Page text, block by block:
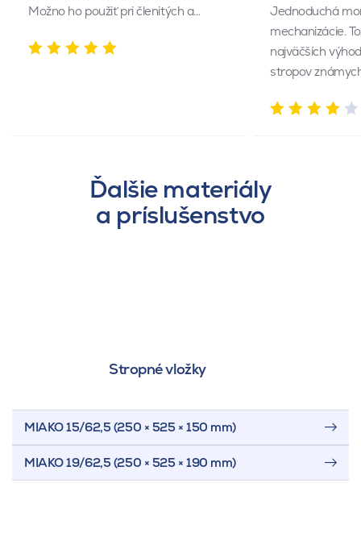
Možno ho použiť pri členitých a…
Jednoduchá
mechanizácie.
najväčších
stropov
Ďalšie materiály
a príslušenstvo
Stropné vložky
MIAKO 15/62,5 (250 × 525 × 150 mm)
MIAKO 19/62,5 (250 × 525 × 190 mm)